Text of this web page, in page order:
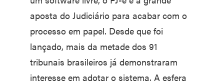
aposta do Judiciário para acabar com o
processo em papel. Desde que foi
lançado, mais da metade dos 91
tribunais brasileiros já demonstraram
interesse em adotar o sistema. A esfera